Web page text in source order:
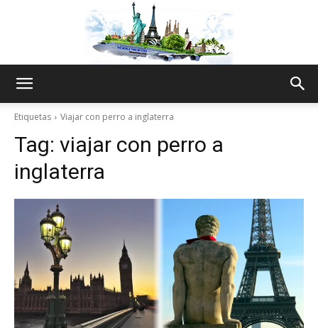
World
My
Etiquetas Viajar con perro a inglaterra
Tag: viajar con perro a
inglaterra